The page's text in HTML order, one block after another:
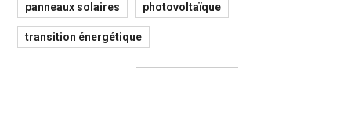
panneaux solaires photovoltaïque
transition énergétique